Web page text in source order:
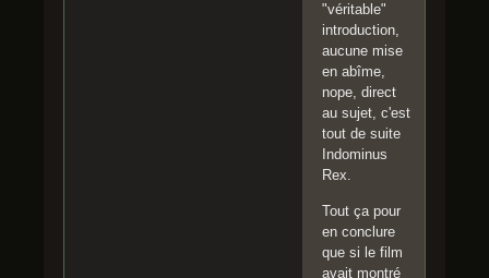
"véritable"
introduction,
aucune mise
en abîme,
nope, direct
au sujet, c'est
tout de suite
Indominus
Rex.
Tout ça pour
en conclure
que si le film
avait montré